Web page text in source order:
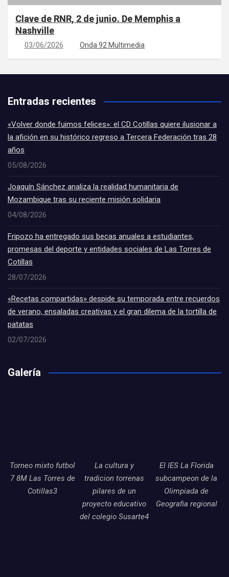
Clave de RNR, 2 de junio. De Memphis a
Nashville
03/06/2026 Onda 92 Multimedia
Entradas recientes
«Volver donde fuimos felices»: el CD Cotillas quiere ilusionar a
la afición en su histórico regreso a Tercera Federación tras 28
años
05/08/2026
Joaquín Sánchez analiza la realidad humanitaria de
Mozambique tras su reciente misión solidaria
04/08/2026
Fripozo ha entregado sus becas anuales a estudiantes,
promesas del deporte y entidades sociales de Las Torres de
Cotillas
28/07/2026
«Recetas compartidas» despide su temporada entre recuerdos
de verano, ensaladas creativas y el gran dilema de la tortilla de
patatas
02/07/2026
Galería
Torneo mixto futbol
7 8M Las Torres de
Cotillas3
La cultura y
tradicion torrenas
pilares de un
proyecto educativo
del colegio Susarte4
El IES La Florida
subcampeon de la
Olimpiada de
Geografia regional